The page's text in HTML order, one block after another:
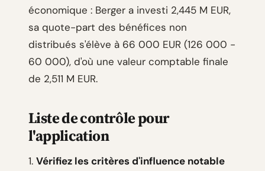
économique : Berger a investi 2,445 M EUR,
sa quote-part des bénéfices non
distribués s'élève à 66 000 EUR (126 000 -
60 000), d'où une valeur comptable finale
de 2,511 M EUR.
Liste de contrôle pour
l'application
1. Vérifiez les critères d'influence notable